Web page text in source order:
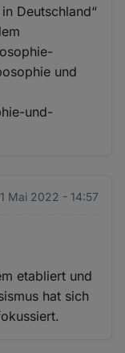
Deutschland“
und
und-
Mai 2022 - 14:57
etabliert und
hat sich